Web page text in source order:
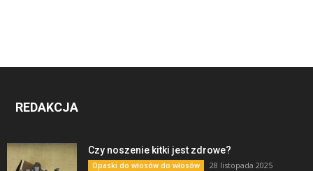
REDAKCJA
Czy noszenie kitki jest zdrowe?
Opaski do włosów do włosów 28 listopada 2025